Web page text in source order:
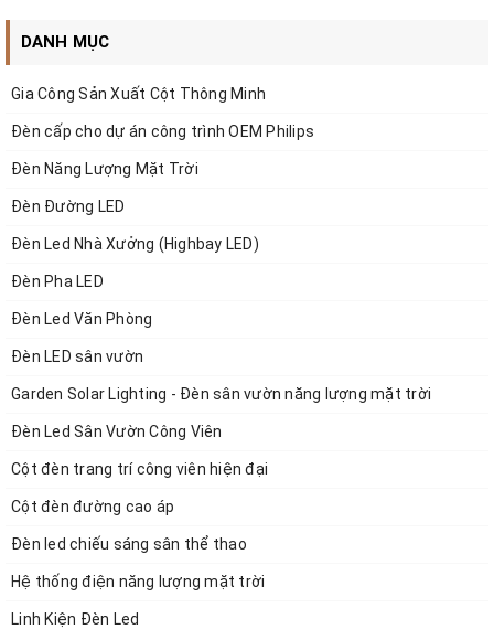
DANH MỤC
Gia Công Sản Xuất Cột Thông Minh
Đèn cấp cho dự án công trình OEM Philips
Đèn Năng Lượng Mặt Trời
Đèn Đường LED
Đèn Led Nhà Xưởng (Highbay LED)
Đèn Pha LED
Đèn Led Văn Phòng
Đèn LED sân vườn
Garden Solar Lighting - Đèn sân vườn năng lượng mặt trời
Đèn Led Sân Vườn Công Viên
Cột đèn trang trí công viên hiện đại
Cột đèn đường cao áp
Đèn led chiếu sáng sân thể thao
Hệ thống điện năng lượng mặt trời
Linh Kiện Đèn Led